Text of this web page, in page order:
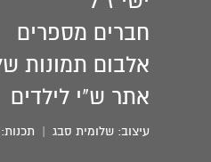
חברים מספרים
אלבום תמונות
אתר ש"י לילדים
עיצוב:שלומית סבג |